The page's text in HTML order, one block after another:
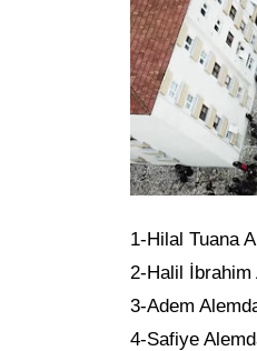
1-Hilal Tuana
2-Halil İbrahim
3-Adem
4-Safiye